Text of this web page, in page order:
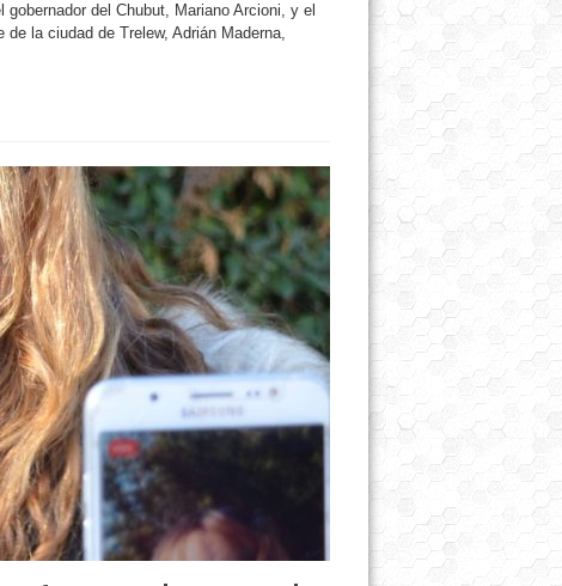
del Chubut, Mariano Arcioni, y el
la ciudad de Trelew, Adrián Maderna,